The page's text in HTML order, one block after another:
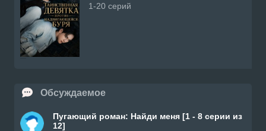
1-20 серий
Обсуждаемое
Пугающий роман: Найди меня [1 - 8 серии из
12]